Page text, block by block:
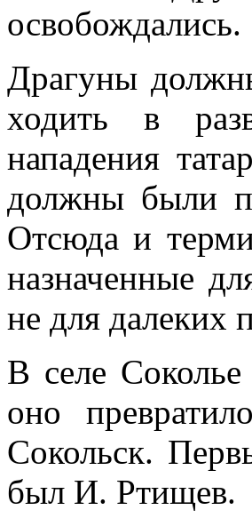
освобождались.
Драгуны
ходить в
нападения
должны были
Отсюда и
назначенные
не для далеких
В селе Соколье
оно
Сокольск.
был И. Ртищев.